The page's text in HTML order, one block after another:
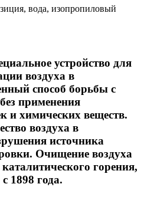
вода, изопропиловый
устройство для
воздуха в
способ борьбы с
применения
и химических веществ.
воздуха в
источника
Очищение воздуха
горения,
1898 года.